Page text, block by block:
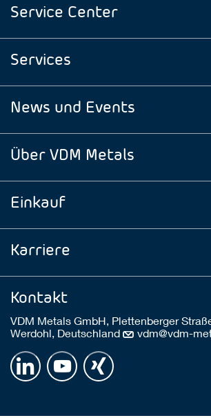
Service Center
Services
News und Events
Über VDM Metals
Einkauf
Karriere
Kontakt
VDM Metals GmbH, Plettenberger
Werdohl, Deutschland
vdm@vdm-